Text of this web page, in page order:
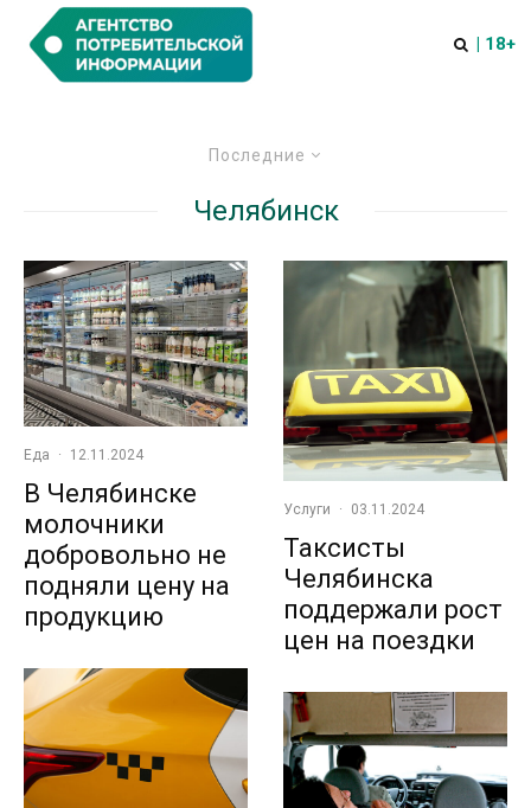
| 18+
Последние
Челябинск
Еда · 12.11.2024
В Челябинске
молочники
добровольно не
подняли цену на
продукцию
Услуги · 03.11.2024
Таксисты
Челябинска
поддержали рост
цен на поездки